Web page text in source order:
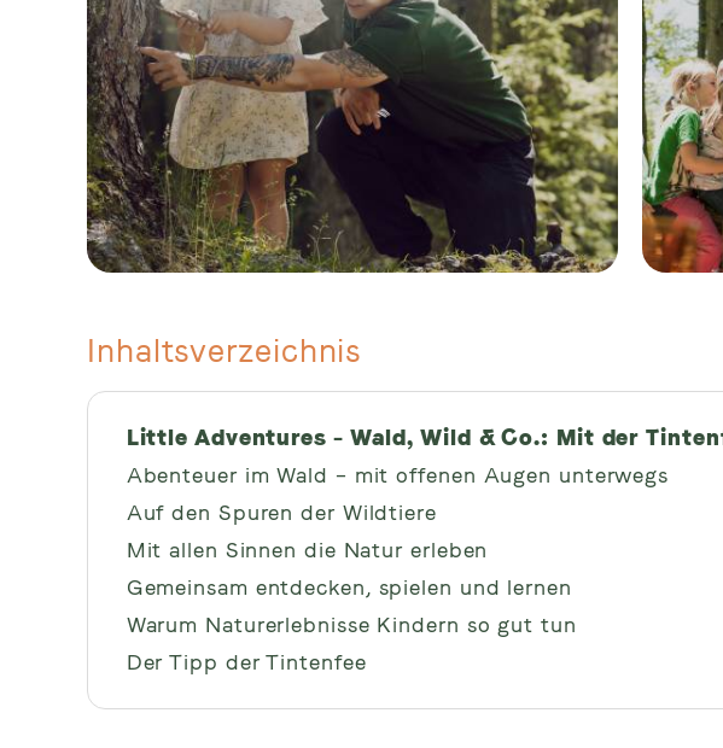
Inhaltsverzeichnis
Little Adventures – Wald, Wild & Co.: Mit der
Abenteuer im Wald – mit offenen Augen unterwegs
Auf den Spuren der Wildtiere
Mit allen Sinnen die Natur erleben
Gemeinsam entdecken, spielen und lernen
Warum Naturerlebnisse Kindern so gut tun
Der Tipp der Tintenfee